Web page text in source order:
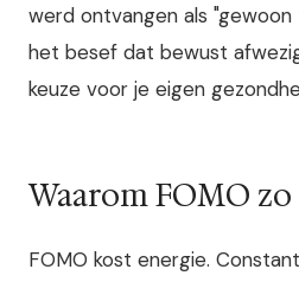
werd ontvangen als "gewoon
het besef dat bewust
keuze voor je eigen
Waarom FOMO
FOMO kost energie.